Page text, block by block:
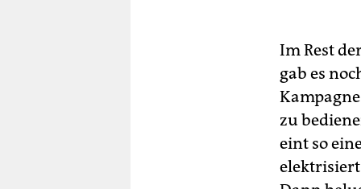
Im Rest
gab es
zu
eint so
elektrisiert